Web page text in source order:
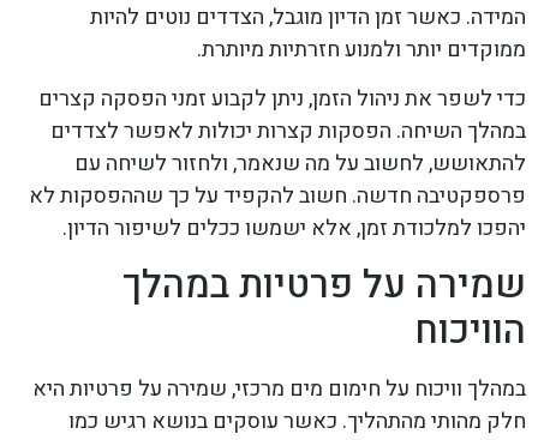
המידה. כאשר זמן הדיון מוגבל, הצדדים נוטים להיות
ממוקדים יותר ולמנוע חזרתיות מיותרת.
כדי לשפר את ניהול הזמן, ניתן לקבוע זמני הפסקה קצרים
במהלך השיחה. הפסקות קצרות יכולות לאפשר לצדדים
להתאושש, לחשוב על מה שנאמר, ולחזור לשיחה עם
פרספקטיבה חדשה. חשוב להקפיד על כך שההפסקות לא
יהפכו למלכודת זמן, אלא ישמשו ככלים לשיפור הדיון.
שמירה על פרטיות במהלך
הוויכוח
במהלך וויכוח על חימום מים מרכזי, שמירה על פרטיות היא
חלק מהותי מהתהליך. כאשר עוסקים בנושא רגיש כמו